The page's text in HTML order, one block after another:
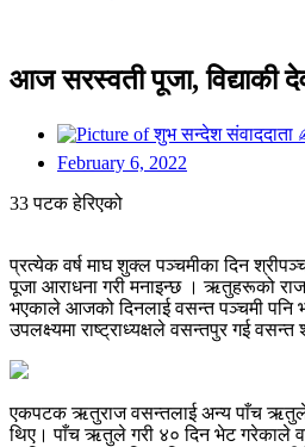
आज सरस्वती पूजा, विद्याकी
February 6, 2022
33 पटक हेरिएको
प्रत्येक वर्ष माघ शुक्ल पञ्चमीका दिन
पूजा आराधना गरी मनाइन्छ । ऋतुहरूको
भएकाले आजको दिनलाई वसन्त पञ्चमी
उपलक्ष्यमा राष्ट्राध्यक्षले वसन्तपुर गई वसन्त
एकपटक ऋतुराज वसन्तलाई अन्य पाँच
थिए। पाँच ऋतुले गरी ४० दिन भेट